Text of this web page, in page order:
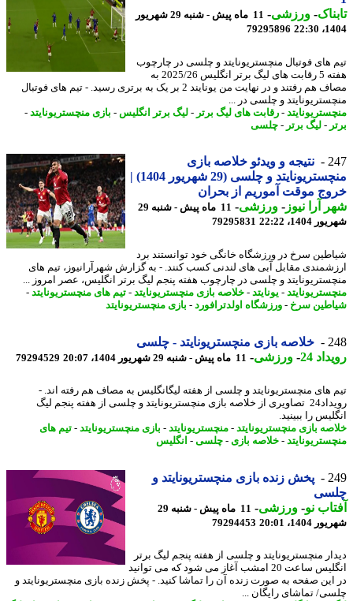
-ورزشی-
11 ماه پیش - شنبه 29 شهریور
79295896
های فوتبال منچستریونایتد و چلسی در چارچوب
هفته 5 رقابت های لیگ برتر انگلیس 2025/26 به
مصاف هم رفتند و در نهایت من یونایند 2 بر یک به برتری رسید. - تیم های فوتبال
و چلسی در ...
-رقابت های لیگ برتر - لیگ برتر انگلیس-بازی منچستریونایتد-
- لیگ برتر - چلسی
نتیجه و ویدئو خلاصه بازی
منچستریونایتد و چلسی (29 شهریور 1404) |
موقت آموریم از بحران
آرا نیوز-ورزشی-
11 ماه پیش - شنبه 29
22:22
79295831
سرخ در ورزشگاه خانگی خود توانستند برد
مقابل آبی های لندنی کسب کنند. - به گزارش شهرآرانیوز، تیم های
و چلسی در چارچوب هفته پنجم لیگ برتر انگلیس، عصر امروز ...
-یونایتد-خلاصه بازی منچستریونایتد-تیم های منچستریونایتد-
سرخ-ورزشگاه اولدترافورد-بازی منچستریونایتد
خلاصه بازی منچستریونایتد - چلسی
24
-ورزشی-11 ماه پیش - شنبه 29 شهریور 1404، 20:07 79294529
های منچستریونایتد و چلسی از هفته لیگانگلیس به مصاف هم رفته اند. -
رویداد24 تصاویری از خلاصه بازی منچستریونایتد و چلسی از هفته پنجم لیگ
را ببینید.
بازی منچستریونایتد-منچستریونایتد-بازی منچستریونایتد-تیم های
-خلاصه بازی - چلسی-انگلیس
پخش زنده بازی منچستریونایتد و
نو- ورزشی-
11 ماه پیش - شنبه 29
20:01
79294453
منچستریونایتد و چلسی از هفته پنجم لیگ برتر
انگلیس ساعت 20 امشب آغاز می شود که می توانید
صفحه به صورت زنده آن را تماشا کنید. - پخش زنده بازی منچستریونایتد و
تماشای رایگان ...